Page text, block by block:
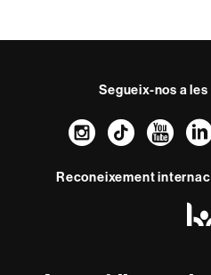
Segueix-nos a
Reconeixement